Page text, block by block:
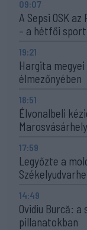
09:07
A Sepsi OSK
– a hétfői
19:21
Hargita
élmezőnyében
18:51
Élvonalbeli
17:59
Legyőzte a
14:49
Ovidiu Burcă:
pillanatokban